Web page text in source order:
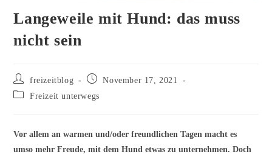
Langeweile mit Hund: das muss
nicht sein
Beitrags-
Autor:
freizeitblog
BeitragNovember 17, 2021
Beitrags-Freizeit unterwegs
Vor allem an warmen und/oder freundlichen Tagen macht es
umso mehr Freude, mit dem Hund etwas zu unternehmen. Doch